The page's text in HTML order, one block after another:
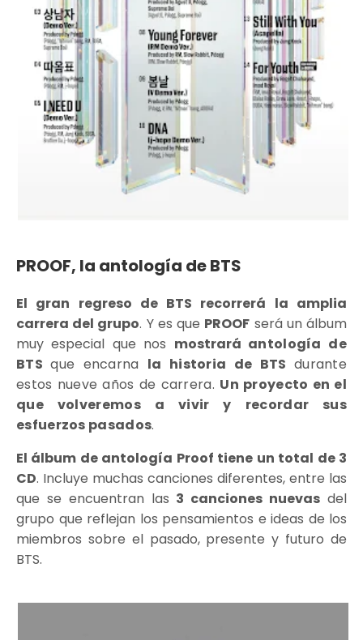
PROOF, la antología de BTS
El gran regreso de BTS recorrerá la amplia
carrera del grupo. Y es que PROOF será un álbum
muy especial que nos mostrará antología de
BTSque encarna la historia de BTS durante
estos nueve años de carrera. Un proyecto en el
que volveremos a vivir y recordar sus
esfuerzos pasados.
El álbum de antología Proof tiene un total de 3
CD. Incluye muchas canciones diferentes, entre las
que se encuentran las 3 canciones nuevas del
grupo que reflejan los pensamientos e ideas de los
miembros sobre el pasado, presente y futuro de
BTS.